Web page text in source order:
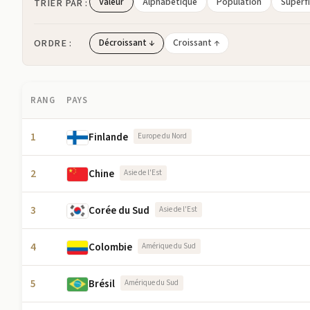
TRIER PAR :
ORDRE : Décroissant ↓ Croissant ↑
RANG PAYS
1 Finlande Europe du Nord
2 Chine Asie de l'Est
3 Corée du Sud Asie de l'Est
4 Colombie Amérique du Sud
5 Brésil Amérique du Sud